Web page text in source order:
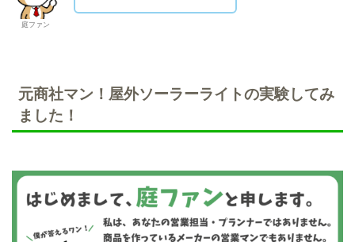
庭ファン
元商社マン！屋外ソーラーライトの実験してみ
ました！